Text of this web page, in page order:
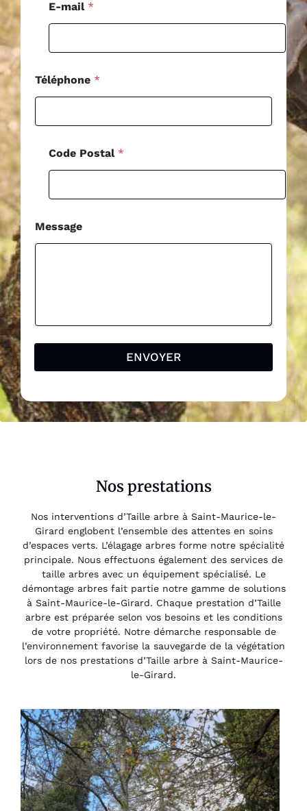
o
e
E-mail *
Téléphone *
Code Postal *
Message
ENVOYER
Nos prestations
Nos interventions d’Taille arbre à Saint-Maurice-le-
Girard englobent l’ensemble des attentes en soins
d’espaces verts. L’élagage arbres forme notre spécialité
principale. Nous effectuons également des services de
taille arbres avec un équipement spécialisé. Le
démontage arbres fait partie notre gamme de solutions
à Saint-Maurice-le-Girard. Chaque prestation d’Taille
arbre est préparée selon vos besoins et les conditions
de votre propriété. Notre démarche responsable de
l’environnement favorise la sauvegarde de la végétation
lors de nos prestations d’Taille arbre à Saint-Maurice-
le-Girard.